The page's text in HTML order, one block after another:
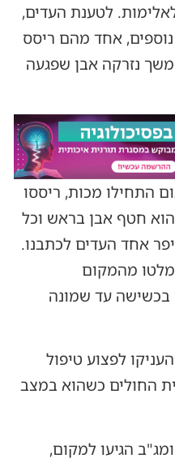
לטענת העדים,
אחד מהם ריסס
נזרקה אבן שפגעה
התחילו מכות, ריססו
חטף אבן בראש וכל
אחד העדים לכתבנו.
מהמקום
עד שמונה
לפצוע טיפול
החולים כשהוא במצב
הגיעו למקום,